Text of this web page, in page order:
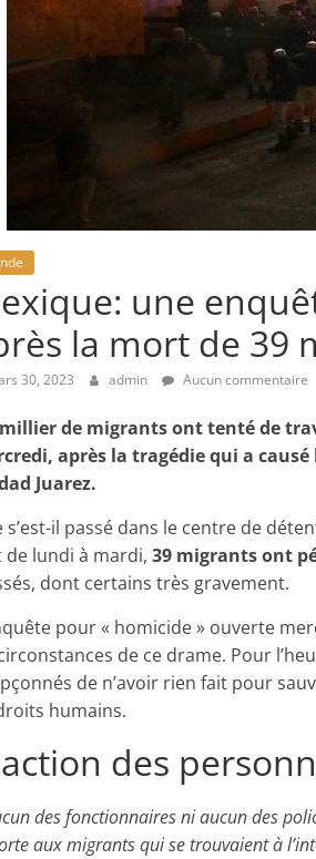
une
la mort de 39
30, 2023 admin Aucun commentaire
de migrants ont tenté de
après la tragédie qui a
Juarez.
s’est-il passé dans le centre de
de lundi à mardi, 39 migrants ont
dont certains très gravement.
pour « homicide » ouverte
de ce drame. Pour
de n’avoir rien fait pour
humains.
des
des fonctionnaires ni aucun des
aux migrants qui se trouvaient à